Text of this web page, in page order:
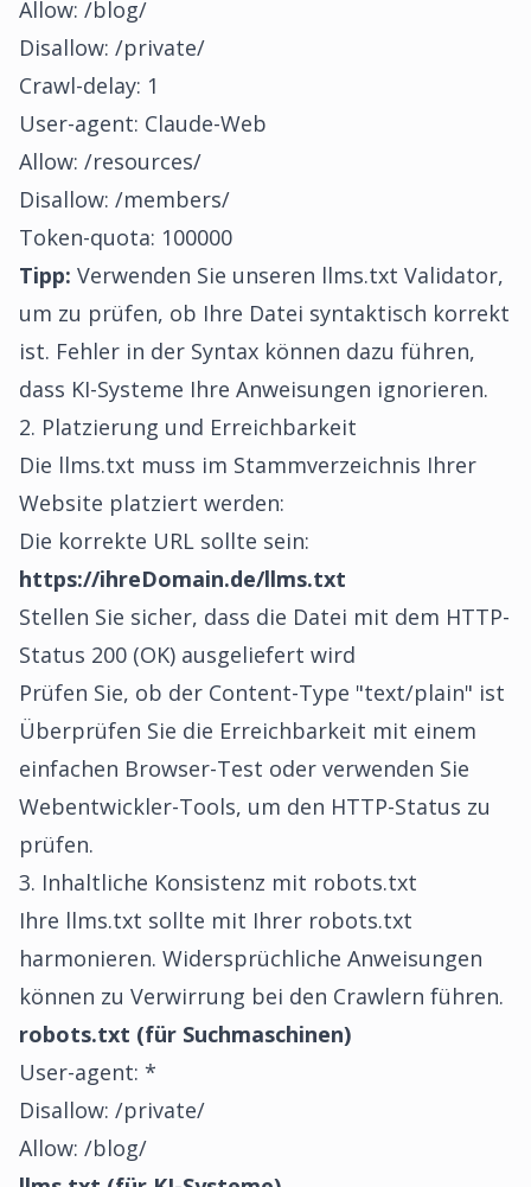
Allow: /blog/
Disallow: /private/
Crawl-delay: 1
User-agent: Claude-Web
Allow: /resources/
Disallow: /members/
Token-quota: 100000
Tipp: Verwenden Sie unseren llms.txt Validator,
um zu prüfen, ob Ihre Datei syntaktisch korrekt
ist. Fehler in der Syntax können dazu führen,
dass KI-Systeme Ihre Anweisungen ignorieren.
2. Platzierung und Erreichbarkeit
Die llms.txt muss im Stammverzeichnis Ihrer
Website platziert werden:
Die korrekte URL sollte sein:
https://ihreDomain.de/llms.txt
Stellen Sie sicher, dass die Datei mit dem HTTP-
Status 200 (OK) ausgeliefert wird
Prüfen Sie, ob der Content-Type "text/plain" ist
Überprüfen Sie die Erreichbarkeit mit einem
einfachen Browser-Test oder verwenden Sie
Webentwickler-Tools, um den HTTP-Status zu
prüfen.
3. Inhaltliche Konsistenz mit robots.txt
Ihre llms.txt sollte mit Ihrer robots.txt
harmonieren. Widersprüchliche Anweisungen
können zu Verwirrung bei den Crawlern führen.
robots.txt (für Suchmaschinen)
User-agent: *
Disallow: /private/
Allow: /blog/